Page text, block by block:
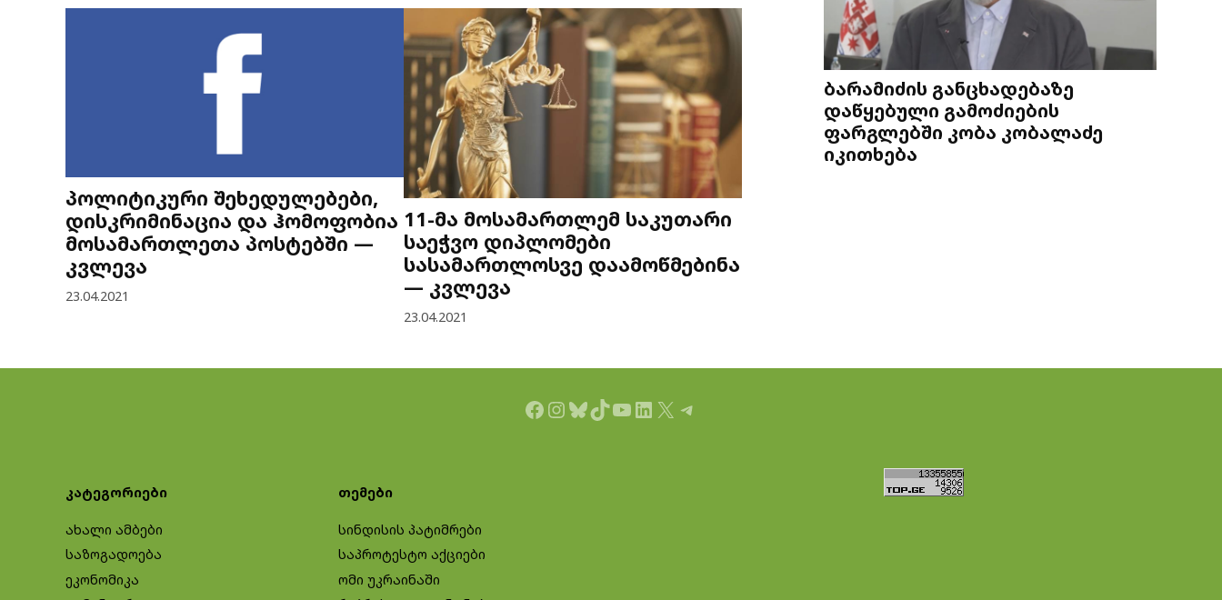
პოლიტიკური შეხედულებები,
დისკრიმინაცია და ჰომოფობია
მოსამართლეთა პოსტებში —
კვლევა
23.04.2021
11-მა მოსამართლემ საკუთარი
საეჭვო დიპლომები
სასამართლოსვე დაამოწმებინა
— კვლევა
23.04.2021
ბარამიძის განცხადებაზე
დაწყებული გამოძიების
ფარგლებში კობა კობალაძე
იკითხება
Facebook
Instagram
Bluesky
TikTok
YouTube
LinkedIn
X Telegram
კატეგორიები
ახალი ამბები
საზოგადოება
ეკონომიკა
თემები
სინდისის პატიმრები
საპროტესტო აქციები
ომი უკრაინაში